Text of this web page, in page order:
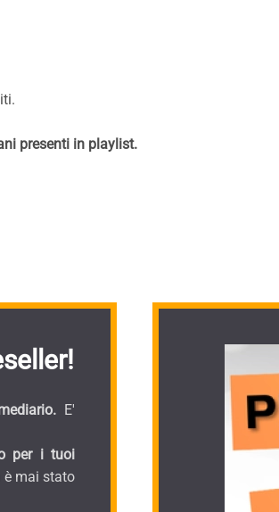
presenti in playlist.
E'
per i tuoi
è mai stato